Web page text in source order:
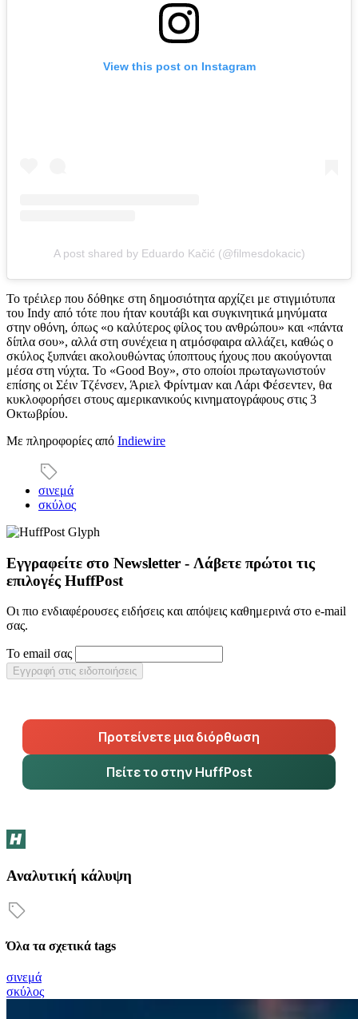
View this post on Instagram
A post shared by Eduardo Kačić (@filmesdokacic)
Το τρέιλερ που δόθηκε στη δημοσιότητα αρχίζει με στιγμιότυπα
του Indy από τότε που ήταν κουτάβι και συγκινητικά μηνύματα
στην οθόνη, όπως «ο καλύτερος φίλος του ανθρώπου» και «πάντα
δίπλα σου», αλλά στη συνέχεια η ατμόσφαιρα αλλάζει, καθώς ο
σκύλος ξυπνάει ακολουθώντας ύποπτους ήχους που ακούγονται
μέσα στη νύχτα. Το «Good Boy», στο οποίοι πρωταγωνιστούν
επίσης οι Σέιν Τζένσεν, Άριελ Φρίντμαν και Λάρι Φέσεντεν, θα
κυκλοφορήσει στους αμερικανικούς κινηματογράφους στις 3
Οκτωβρίου.
Με πληροφορίες από Indiewire
σινεμά
σκύλος
Εγγραφείτε στο Newsletter - Λάβετε πρώτοι τις
επιλογές HuffPost
Οι πιο ενδιαφέρουσες ειδήσεις και απόψεις καθημερινά στο e-mail
σας.
Το email σας
Εγγραφή στις ειδοποιήσεις
Προτείνετε μια διόρθωση
Πείτε το στην HuffPost
Αναλυτική κάλυψη
Όλα τα σχετικά tags
σινεμά
σκύλος